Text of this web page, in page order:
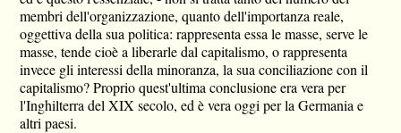
membri dell'organizzazione, quanto dell'importanza reale,
oggettiva della sua politica: rappresenta essa le masse, serve le
masse, tende cioè a liberarle dal capitalismo, o rappresenta
invece gli interessi della minoranza, la sua conciliazione con il
capitalismo? Proprio quest'ultima conclusione era vera per
l'Inghilterra del XIX secolo, ed è vera oggi per la Germania e
altri paesi.